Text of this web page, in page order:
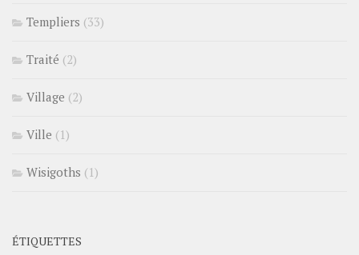
Templiers (33)
Traité (2)
Village (2)
Ville (1)
Wisigoths (1)
ÉTIQUETTES